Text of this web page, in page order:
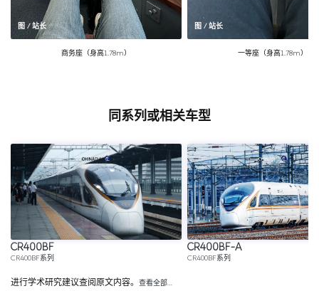
图 / 站长
商务座（身高1.78m）
图 / 站长
一等座（身高1.78m）
同系列或相关车型
CR400BF
CR400BF系列
CR400BF-A
CR400BF系列
进行学术研究建议查阅原文内容。 查看全部…